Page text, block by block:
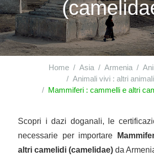
Home Asia Armenia
Animali vivi : altri
Mammiferi : cammelli e altri camelidi
Scopri i dazi doganali, le
necessarie per importare
altri camelidi (camelidae) da